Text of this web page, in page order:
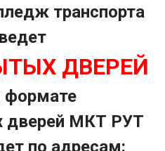
транспорта
ДВЕРЕЙ
формате
дверей МКТ РУТ
по адресам: